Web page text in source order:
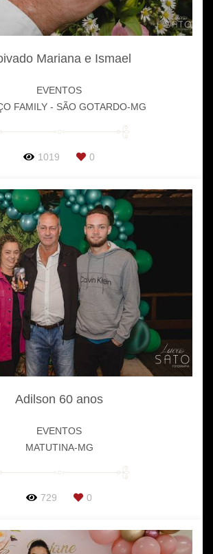
Mariana e Ismael
EVENTOS
FAMILY - SÃO GOTARDO-MG
1019 0
Adilson 60 anos
EVENTOS
MATUTINA-MG
729 0